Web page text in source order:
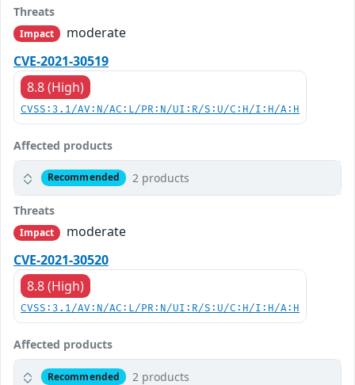
Threats
Impact
moderate
CVE-2021-30519
8.8 (High)
CVSS:3.1/AV:N/AC:L/PR:N/UI:R/S:U/C:H/I:H/A:H
Affected products
Recommended 2 products
Threats
Impact
moderate
CVE-2021-30520
8.8 (High)
CVSS:3.1/AV:N/AC:L/PR:N/UI:R/S:U/C:H/I:H/A:H
Affected products
Recommended 2 products